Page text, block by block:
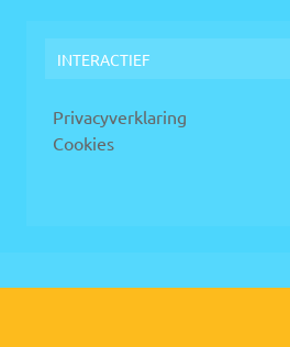
INTERACTIEF
Privacyverklaring
Cookies